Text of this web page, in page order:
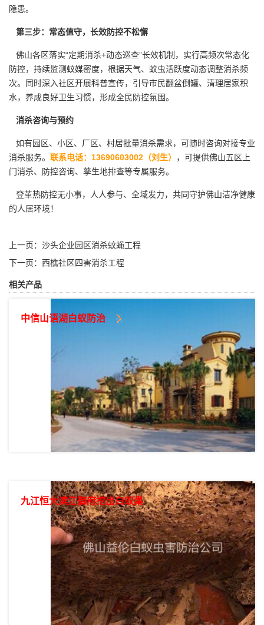
隐患。
第三步：常态值守，长效防控不松懈
佛山各区落实“定期消杀+动态巡查”长效机制，实行高频次常态化
防控，持续监测蚊媒密度，根据天气、蚊虫活跃度动态调整消杀频
次。同时深入社区开展科普宣传，引导市民翻盆倒罐、清理居家积
水，养成良好卫生习惯，形成全民防控氛围。
消杀咨询与预约
如有园区、小区、厂区、村居批量消杀需求，可随时咨询对接专业
消杀服务。 联系电话：13690603002（刘生）
，可提供佛山五区上
门消杀、防控咨询、孳生地排查等专属服务。
登革热防控无小事，人人参与、全域发力，共同守护佛山洁净健康
的人居环境！
上一页： 沙头企业园区消杀蚊蝇工程
下一页： 西樵社区四害消杀工程
相关产品
中信山语湖白蚁防治
九江恒大滨江御府挖出白蚁巢